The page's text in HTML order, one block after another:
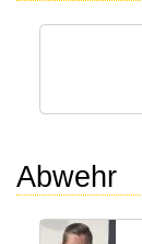
Abwehr